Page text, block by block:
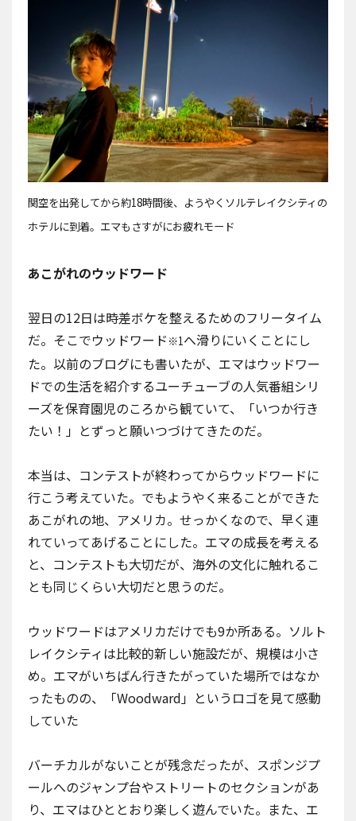
関空を出発してから約18時間後、ようやくソルテレイクシティの
ホテルに到着。エマもさすがにお疲れモード
あこがれのウッドワード
翌日の12日は時差ボケを整えるためのフリータイム
だ。そこでウッドワード ※1へ滑りにいくことにし
た。 以前のブログにも書いたが、エマはウッドワー
ドでの生活を紹介するユーチューブの人気番組シリ
ーズを保育園児のころから観ていて、「いつか行き
たい！」とずっと願いつづけてきたのだ。
本当は、コンテストが終わってからウッドワードに
行こう考えていた。でもようやく来ることができた
あこがれの地、アメリカ。せっかくなので、早く連
れていってあげることにした。エマの成長を考える
と、コンテストも大切だが、海外の文化に触れるこ
とも同じくらい大切だと思うのだ。
ウッドワードはアメリカだけでも9か所ある。ソルト
レイクシティは比較的新しい施設だが、規模は小さ
め。エマがいちばん行きたがっていた場所ではなか
ったものの、「Woodward」というロゴを見て感動
していた
バーチカルがないことが残念だったが、スポンジプ
ールへのジャンプ台やストリートのセクションがあ
り、エマはひととおり楽しく遊んでいた。また、エ